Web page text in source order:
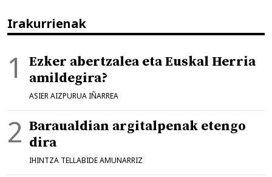
Irakurrienak
Ezker abertzalea eta Euskal Herria
amildegira?
ASIER AIZPURUA IÑARREA
Baraualdian argitalpenak etengo
dira
IHINTZA TELLABIDE AMUNARRIZ